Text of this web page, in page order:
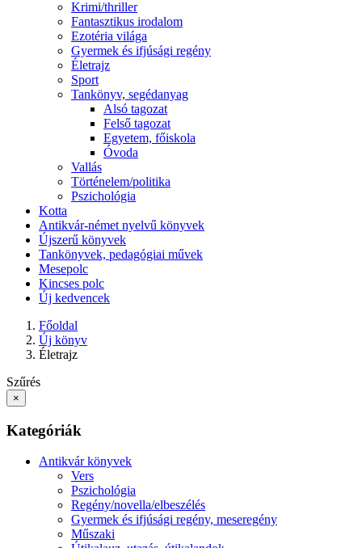
Krimi/thriller
Fantasztikus irodalom
Ezotéria világa
Gyermek és ifjúsági regény
Életrajz
Sport
Tankönyv, segédanyag
Alsó tagozat
Felső tagozat
Egyetem, főiskola
Óvoda
Vallás
Történelem/politika
Pszichológia
Kotta
Antikvár-német nyelvű könyvek
Újszerű könyvek
Tankönyvek, pedagógiai művek
Mesepolc
Kincses polc
Új kedvencek
Főoldal
Új könyv
Életrajz
Szűrés
×
Kategóriák
Antikvár könyvek
Vers
Pszichológia
Regény/novella/elbeszélés
Gyermek és ifjúsági regény, meseregény
Műszaki